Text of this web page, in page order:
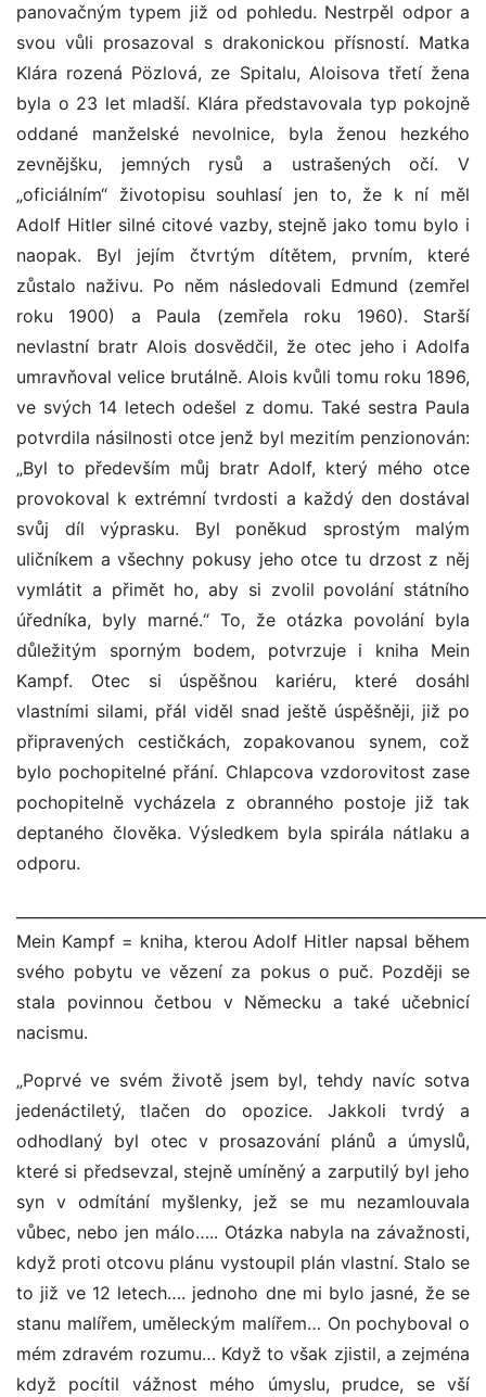
panovačným typem již od pohledu. Nestrpěl odpor a
svou vůli prosazoval s drakonickou přísností. Matka
Klára rozená Pözlová, ze Spitalu, Aloisova třetí žena
byla o 23 let mladší. Klára představovala typ pokojně
oddané manželské nevolnice, byla ženou hezkého
zevnějšku, jemných rysů a ustrašených očí. V
„oficiálním“ životopisu souhlasí jen to, že k ní měl
Adolf Hitler silné citové vazby, stejně jako tomu bylo i
naopak. Byl jejím čtvrtým dítětem, prvním, které
zůstalo naživu. Po něm následovali Edmund (zemřel
roku 1900) a Paula (zemřela roku 1960). Starší
nevlastní bratr Alois dosvědčil, že otec jeho i Adolfa
umravňoval velice brutálně. Alois kvůli tomu roku 1896,
ve svých 14 letech odešel z domu. Také sestra Paula
potvrdila násilnosti otce jenž byl mezitím penzionován:
„Byl to především můj bratr Adolf, který mého otce
provokoval k extrémní tvrdosti a každý den dostával
svůj díl výprasku. Byl poněkud sprostým malým
uličníkem a všechny pokusy jeho otce tu drzost z něj
vymlátit a přimět ho, aby si zvolil povolání státního
úředníka, byly marné.“ To, že otázka povolání byla
důležitým sporným bodem, potvrzuje i kniha Mein
Kampf. Otec si úspěšnou kariéru, které dosáhl
vlastními silami, přál viděl snad ještě úspěšněji, již po
připravených cestičkách, zopakovanou synem, což
bylo pochopitelné přání. Chlapcova vzdorovitost zase
pochopitelně vycházela z obranného postoje již tak
deptaného člověka. Výsledkem byla spirála nátlaku a
odporu.
Mein Kampf = kniha, kterou Adolf Hitler napsal během
svého pobytu ve vězení za pokus o puč. Později se
stala povinnou četbou v Německu a také učebnicí
nacismu.
„Poprvé ve svém životě jsem byl, tehdy navíc sotva
jedenáctiletý, tlačen do opozice. Jakkoli tvrdý a
odhodlaný byl otec v prosazování plánů a úmyslů,
které si předsevzal, stejně umíněný a zarputilý byl jeho
syn v odmítání myšlenky, jež se mu nezamlouvala
vůbec, nebo jen málo….. Otázka nabyla na závažnosti,
když proti otcovu plánu vystoupil plán vlastní. Stalo se
to již ve 12 letech…. jednoho dne mi bylo jasné, že se
stanu malířem, uměleckým malířem… On pochyboval o
mém zdravém rozumu… Když to však zjistil, a zejména
když pocítil vážnost mého úmyslu, prudce, se vší